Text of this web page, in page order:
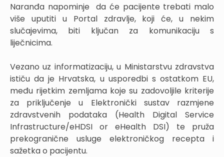
Naranđa napominje da će pacijente trebati malo
više uputiti u Portal zdravlje, koji će, u nekim
slučajevima, biti ključan za komunikaciju s
liječnicima.
Vezano uz informatizaciju, u Ministarstvu zdravstva
ističu da je Hrvatska, u usporedbi s ostatkom EU,
među rijetkim zemljama koje su zadovoljile kriterije
za priključenje u Elektronički sustav razmjene
zdravstvenih podataka (Health Digital Service
Infrastructure/eHDSI or eHealth DSI) te pruža
prekogranične usluge elektroničkog recepta i
sažetka o pacijentu.